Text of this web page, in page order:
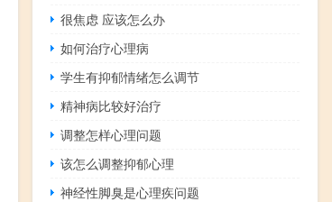
很焦虑 应该怎么办
如何治疗心理病
学生有抑郁情绪怎么调节
精神病比较好治疗
调整怎样心理问题
该怎么调整抑郁心理
神经性脚臭是心理疾问题